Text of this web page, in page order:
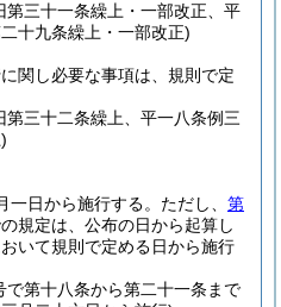
第三十一条繰上・一部改正、平
十九条繰上・一部改正)
関し必要な事項は、規則で定
三十二条繰上、平一八条例三
一日から施行する。 ただし、 第
の規定は、公布の日から起算し
いて規則で定める日から施行
で第十八条から第二十一条まで